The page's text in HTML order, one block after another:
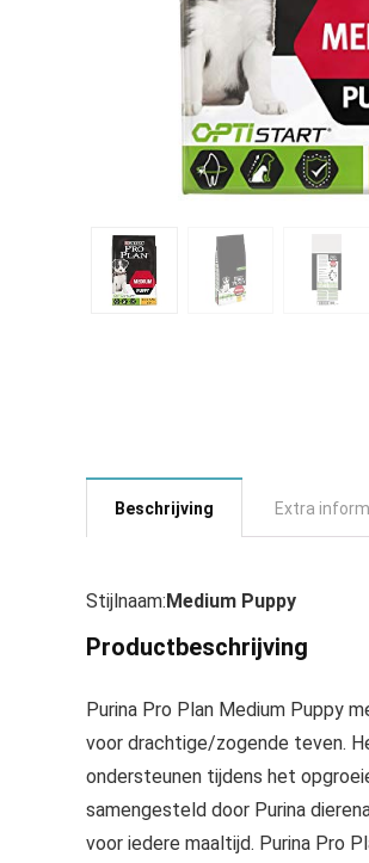
Beschrijving Extra
Stijlnaam:Medium Puppy
Productbeschrijving
Purina Pro Plan Medium Puppy
voor drachtige/zogende teven.
ondersteunen tijdens het
samengesteld door Purina
voor iedere maaltijd. Purina Pro